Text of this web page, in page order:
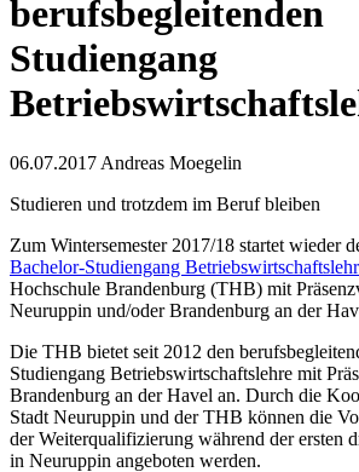
berufsbegleitenden
Studiengang
06.07.2017 Andreas Moegelin
Studieren und trotzdem im Beruf bleiben
Zum Wintersemester 2017/18 startet wieder
Bachelor-Studiengang
Hochschule Brandenburg (THB) mit
Neuruppin und/oder Brandenburg an der
Die THB bietet seit 2012 den
Studiengang Betriebswirtschaftslehre mit
Brandenburg an der Havel an. Durch die
Stadt Neuruppin und der THB können die
der Weiterqualifizierung während der ersten
in Neuruppin angeboten werden.